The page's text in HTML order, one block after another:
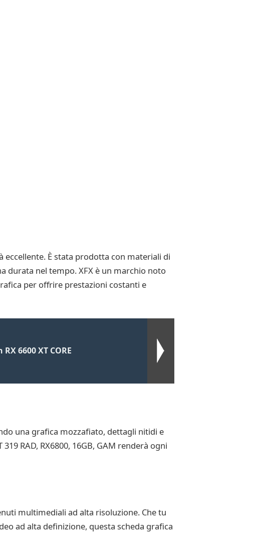
eccellente. È stata prodotta con materiali di
durata nel tempo. XFX è un marchio noto
per offrire prestazioni costanti e
6600 XT CORE
una grafica mozzafiato, dettagli nitidi e
RAD, RX6800, 16GB, GAM renderà ogni
multimediali ad alta risoluzione. Che tu
ad alta definizione, questa scheda grafica